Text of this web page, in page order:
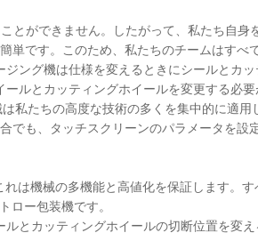
とができません。したがって、私たち自身
単です。このため、私たちのチームはすべ
ング機は仕様を変えるときにシールとカ
ルとカッティングホイールを変更する必
私たちの高度な技術の多くを集中的に適用
も、タッチスクリーンのパラメータを設
は機械の多機能と高値化を保証します。す
ロー包装機です。
とカッティングホイールの切断位置を変